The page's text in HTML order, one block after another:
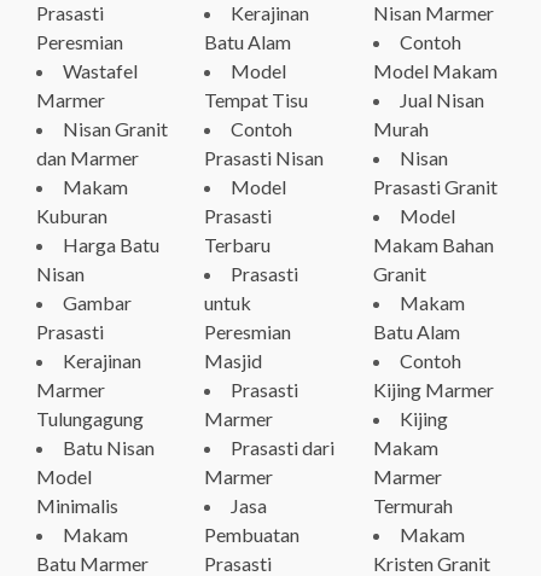
Prasasti
Peresmian
Wastafel
Marmer
Nisan Granit
dan Marmer
Makam
Kuburan
Harga Batu
Nisan
Gambar
Prasasti
Kerajinan
Marmer
Tulungagung
Batu Nisan
Model
Minimalis
Makam
Batu Marmer
Kerajinan
Batu Alam
Model
Tempat Tisu
Contoh
Prasasti Nisan
Model
Prasasti
Terbaru
Prasasti
untuk
Peresmian
Masjid
Prasasti
Marmer
Prasasti dari
Marmer
Jasa
Pembuatan
Prasasti
Nisan Marmer
Contoh
Model Makam
Jual Nisan
Murah
Nisan
Prasasti Granit
Model
Makam Bahan
Granit
Makam
Batu Alam
Contoh
Kijing Marmer
Kijing
Makam
Marmer
Termurah
Makam
Kristen Granit